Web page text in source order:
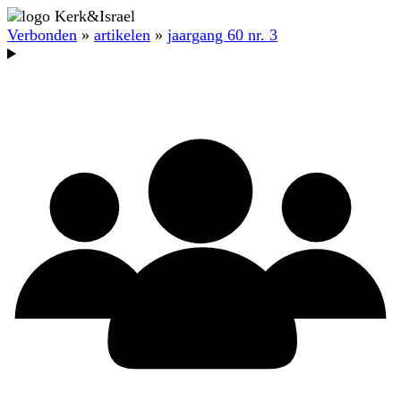
Verbonden » artikelen » jaargang 60 nr. 3